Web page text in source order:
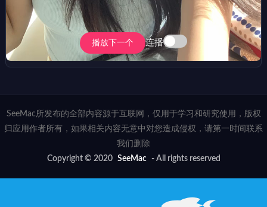
播放下一个 连播
SeeMac所发布的全部内容源于互联网，仅用于学习和研究使用，版权
归应用作者所有，如果相关内容无意中对您造成侵权，请第一时间联系
我们删除
Copyright © 2020 SeeMac - All rights reserved